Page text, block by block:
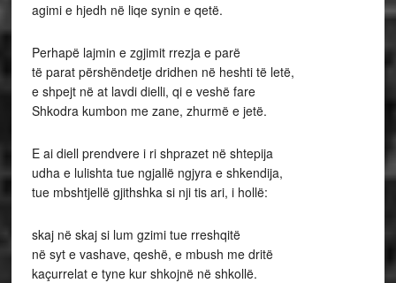
agimi e hjedh në liqe synin e qetë.
Perhapë lajmin e zgjimit rrezja e parë
të parat përshëndetje dridhen në heshti të letë,
e shpejt në at lavdi dielli, qi e veshë fare
Shkodra kumbon me zane, zhurmë e jetë.
E ai diell prendvere i ri shprazet në shtepija
udha e lulishta tue ngjallë ngjyra e shkendija,
tue mbshtjellë gjithshka si nji tis ari, i hollë:
skaj në skaj si lum gzimi tue rreshqitë
në syt e vashave, qeshë, e mbush me dritë
kaçurrelat e tyne kur shkojnë në shkollë.